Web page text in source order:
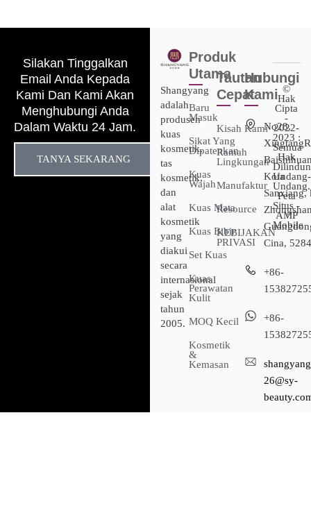
Silakan Tinggalkan
Email Anda Kepada
Kami Dan Kami Akan
Menghubungi Anda
Dalam Waktu 24 Jam.
TANYA SEKARANG
Shangyang
adalah
produsen
kuas
kosmetik,
tas
kosmetik,
dan
alat
kosmetik
yang
diakui
secara
internasional
sejak
tahun
2005.
Produk
Utama
Baru
Masuk
Sikat Yang
Dipatenkan
Kuas
Wajah
Kuas Mata
Kuas Bibir
Set Kuas
Kuas
Perawatan
Kulit
MOQ Kecil
Kosmetik
&
Kemasan
Tautan
Cepat
Kisah Kami
Ramah
Lingkungan
Manufaktur
Resource
KEBIJAKAN
PRIVASI
Hubungi
Kami
No28,
Kota
Sanxiang,
Cina,
+86-
+86-
26@sy-
©
Hak
Cipta
-
2022-
2023 :
Semua
Hak
Undang-
Undang.
Peta
Situs -
AMP
Mobile